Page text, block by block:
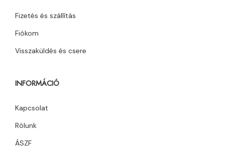
Fizetés és szállítás
Fiókom
Visszaküldés és csere
INFORMÁCIÓ
Kapcsolat
Rólunk
ÁSZF